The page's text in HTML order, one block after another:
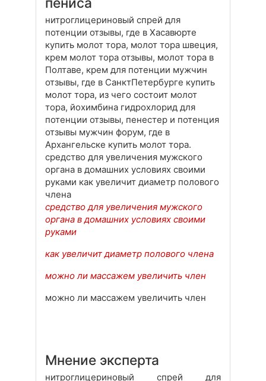
нитроглицериновый спрей для
потенции отзывы, где в Хасавюрте
купить молот тора, молот тора швеция,
крем молот тора отзывы, молот тора в
Полтаве, крем для потенции мужчин
отзывы, где в СанктПетербурге купить
молот тора, из чего состоит молот
тора, йохимбина гидрохлорид для
потенции отзывы, пенестер и потенция
отзывы мужчин форум, где в
Архангельске купить молот тора.
средство для увеличения мужского
органа в домашних условиях своими
руками как увеличит диаметр полового
члена
средство для увеличения мужского
органа в домашних условиях своими
руками
как увеличит диаметр полового члена
можно ли массажем увеличить член
можно ли массажем увеличить член
Мнение эксперта
нитроглицериновый спрей для